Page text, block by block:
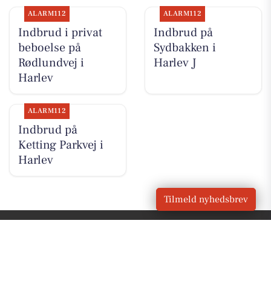
ALARM112
Indbrud i privat
beboelse på
Rødlundvej i
Harlev
ALARM112
Indbrud på
Sydbakken i
Harlev J
ALARM112
Indbrud på
Ketting Parkvej i
Harlev
Tilmeld nyhedsbrev